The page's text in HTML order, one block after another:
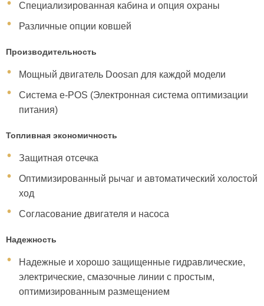
Специализированная кабина и опция охраны
Различные опции ковшей
Производительность
Мощный двигатель Doosan для каждой модели
Система e-POS (Электронная система оптимизации
питания)
Топливная экономичность
Защитная отсечка
Оптимизированный рычаг и автоматический холостой
ход
Согласование двигателя и насоса
Надежность
Надежные и хорошо защищенные гидравлические,
электрические, смазочные линии с простым,
оптимизированным размещением